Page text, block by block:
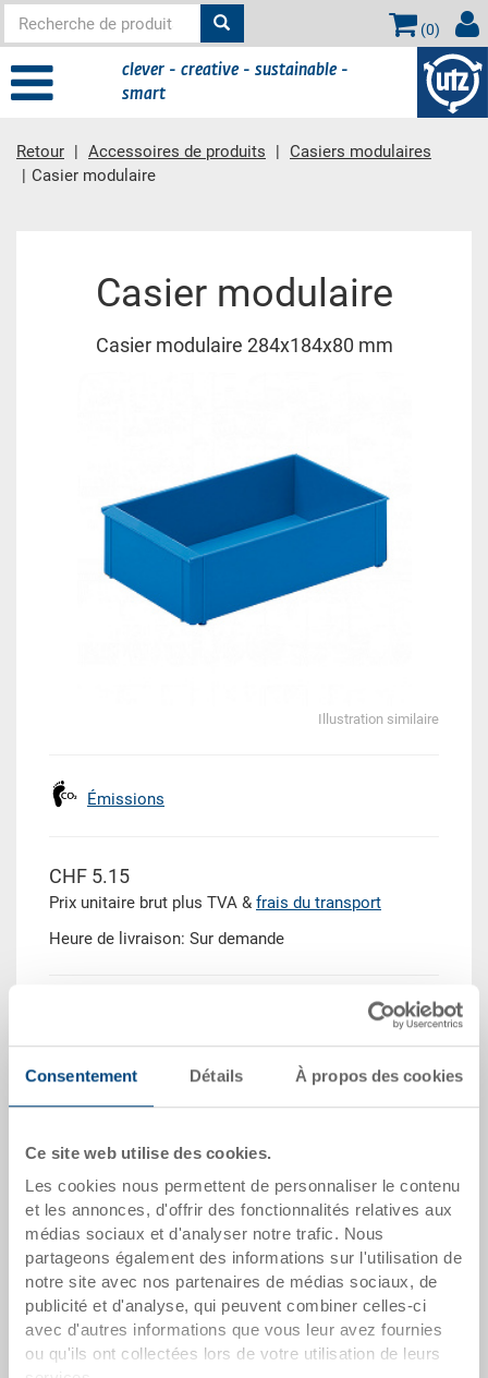
Consentement Détails À propos des cookies
Ce site web utilise des cookies.
Les cookies nous permettent de personnaliser le contenu
et les annonces, d'offrir des fonctionnalités relatives aux
médias sociaux et d'analyser notre trafic. Nous
partageons également des informations sur l'utilisation de
notre site avec nos partenaires de médias sociaux, de
publicité et d'analyse, qui peuvent combiner celles-ci
avec d'autres informations que vous leur avez fournies
ou qu'ils ont collectées lors de votre utilisation de leurs
(0)
clever - creative - sustainable -
smart
Retour Accessoires de produits
Casiers modulaires
Casier modulaire
Casier modulaire
Casier modulaire 284x184x80 mm
Illustration similaire
Émissions
CHF 5.15
Prix unitaire brut plus TVA & frais du transport
Heure de livraison: Sur demande
Dans le panier
dates de l'article
Numéro de commande
3-995.5070.0101
Dimensions extérieures:
284 x 184 x 80 mm